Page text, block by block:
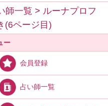
師一覧 > ルーナプロフ
(6ページ目)
ー
会員登録
占い師一覧